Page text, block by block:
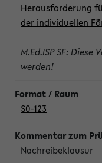
Herausforderung
der individuellen
M.Ed.ISP SF:
werden!
S0-123
Nachreibeklausur